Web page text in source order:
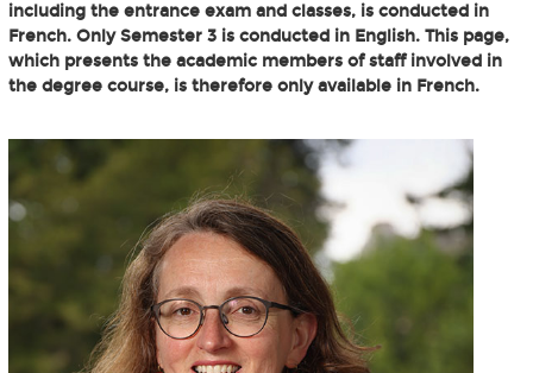
including the entrance exam and classes, is conducted in
French. Only Semester 3 is conducted in English. This page,
which presents the academic members of staff involved in
the degree course, is therefore only available in French.